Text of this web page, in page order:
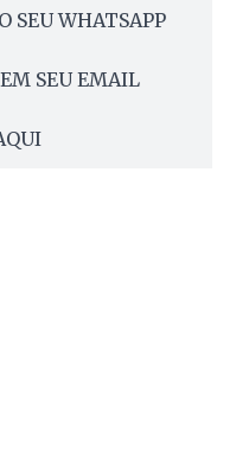
SEU WHATSAPP
SEU EMAIL